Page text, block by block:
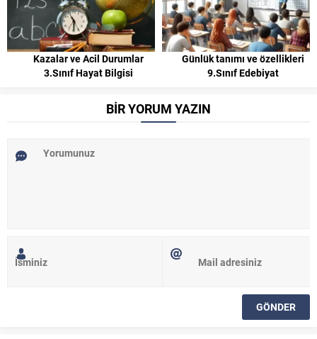
Kazalar ve Acil Durumlar
3.Sınıf Hayat Bilgisi
Günlük tanımı ve özellikleri
9.Sınıf Edebiyat
BİR YORUM YAZIN